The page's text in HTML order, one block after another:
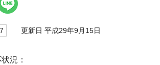
更新日 平成29年9月15日
況：